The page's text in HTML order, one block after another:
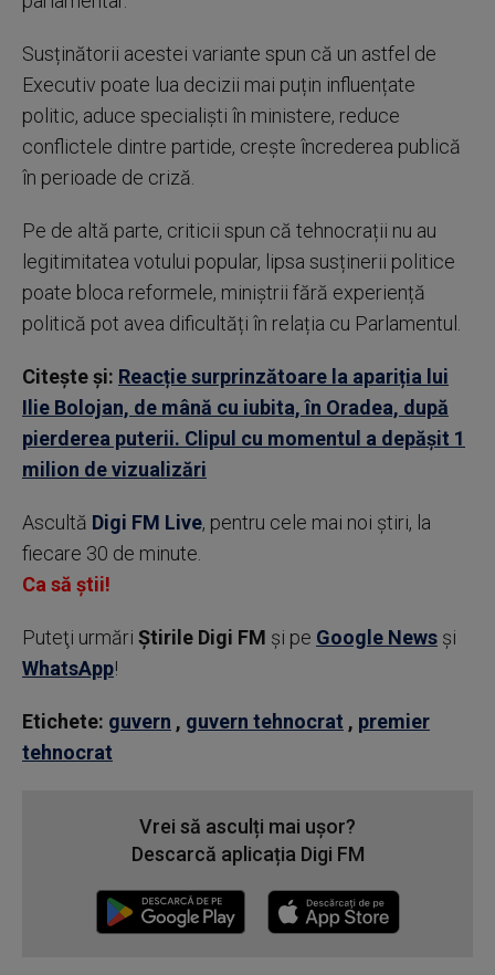
Susținătorii acestei variante spun că un astfel de
Executiv poate lua decizii mai puțin influențate
politic, aduce specialiști în ministere, reduce
conflictele dintre partide, crește încrederea publică
în perioade de criză.
Pe de altă parte, criticii spun că tehnocrații nu au
legitimitatea votului popular, lipsa susținerii politice
poate bloca reformele, miniștrii fără experiență
politică pot avea dificultăți în relația cu Parlamentul.
Citește și: Reacție surprinzătoare la apariția lui
Ilie Bolojan, de mână cu iubita, în Oradea, după
pierderea puterii. Clipul cu momentul a depășit 1
milion de vizualizări
Ascultă Digi FM Live, pentru cele mai noi știri, la
fiecare 30 de minute.
Ca să știi!
Puteţi urmări Știrile Digi FM şi pe Google News şi
WhatsApp!
Etichete: guvern , guvern tehnocrat , premier
tehnocrat
Vrei să asculți mai ușor?
Descarcă aplicația Digi FM